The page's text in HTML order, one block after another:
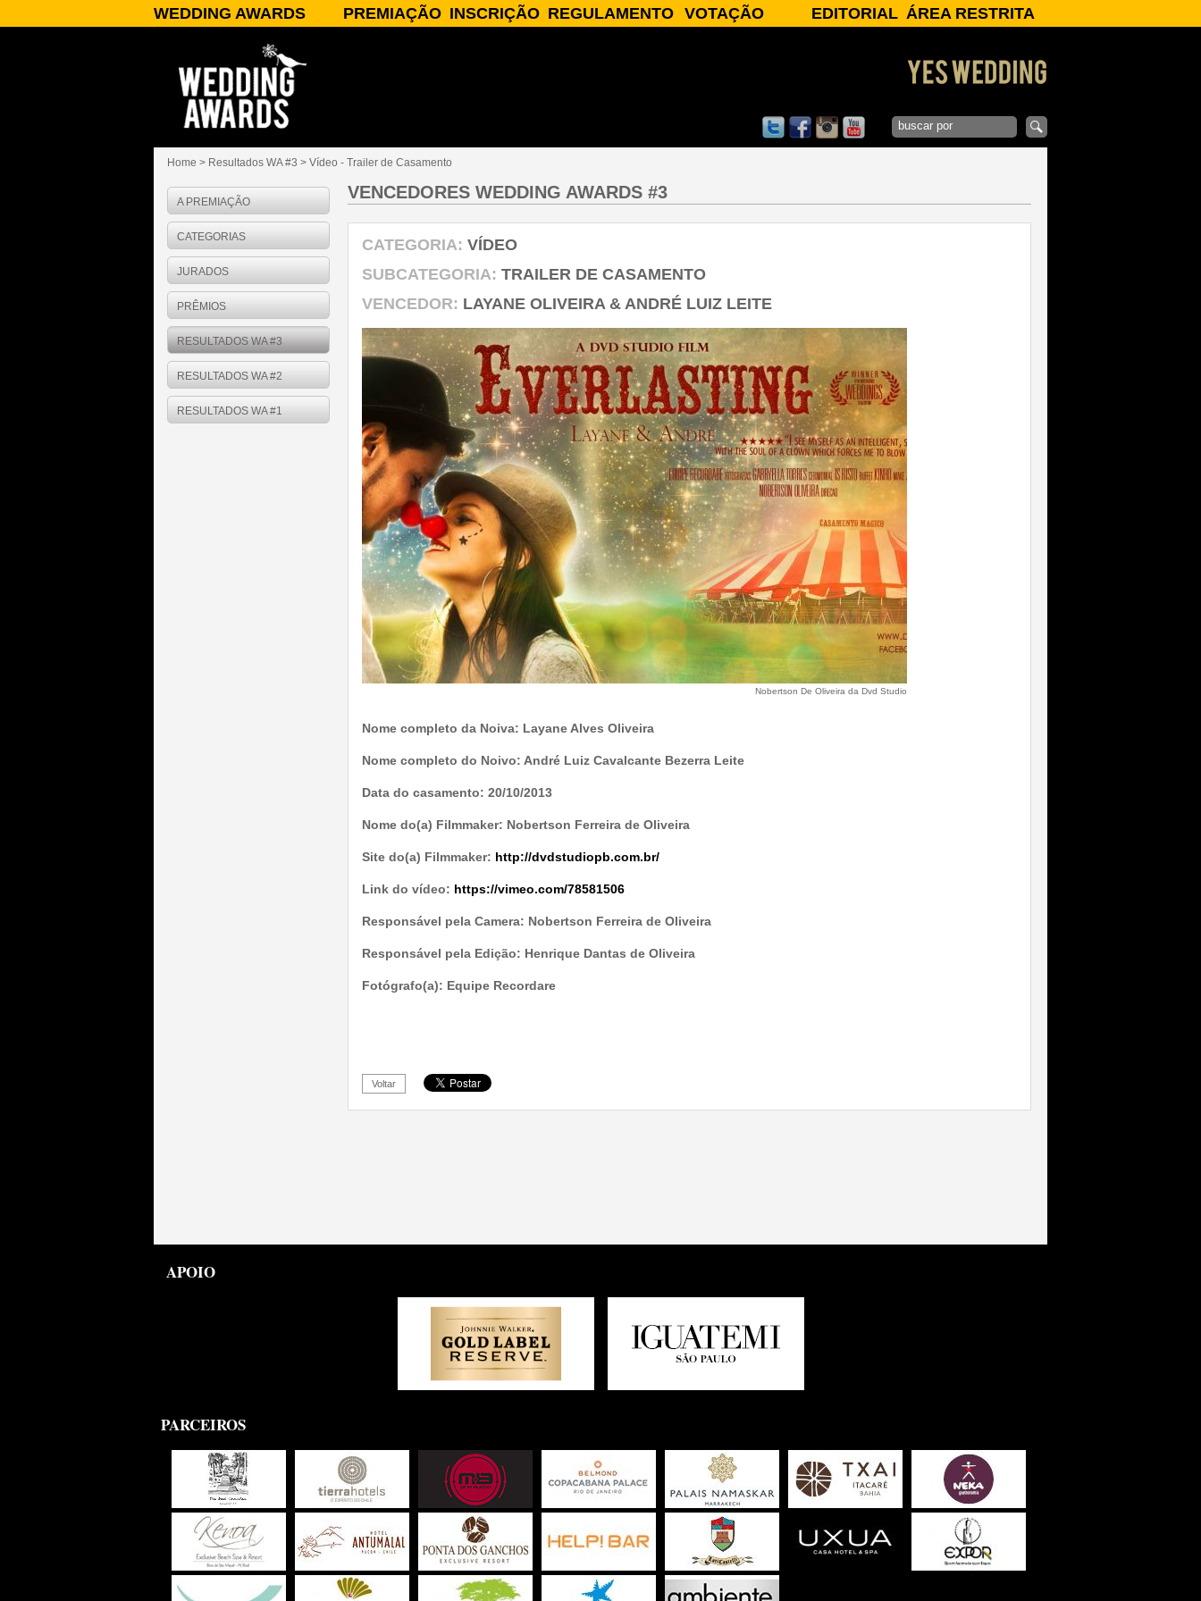
WEDDING AWARDS
PATROCÍNIO/APOIO
PARCEIROS
PUBLICIDADE
PERGUNTAS FREQUENTES
CONTATO
PREMIAÇÃO INSCRIÇÃO REGULAMENTO VOTAÇÃO EDITORIAL ÁREA RESTRITA
Senha:
x
Home > Resultados WA #3 > Vídeo - Trailer de Casamento
A PREMIAÇÃO
CATEGORIAS
JURADOS
PRÊMIOS
RESULTADOS WA #3
RESULTADOS WA #2
RESULTADOS WA #1
VENCEDORES WEDDING AWARDS #3
CATEGORIA: VÍDEO
SUBCATEGORIA: TRAILER DE CASAMENTO
VENCEDOR: LAYANE OLIVEIRA & ANDRÉ LUIZ LEITE
Nobertson De Oliveira da Dvd Studio
Nome completo da Noiva: Layane Alves Oliveira
Nome completo do Noivo: André Luiz Cavalcante Bezerra Leite
Data do casamento: 20/10/2013
Nome do(a) Filmmaker: Nobertson Ferreira de Oliveira
Site do(a) Filmmaker: http://dvdstudiopb.com.br/
Link do vídeo: https://vimeo.com/78581506
Responsável pela Camera: Nobertson Ferreira de Oliveira
Responsável pela Edição: Henrique Dantas de Oliveira
Fotógrafo(a): Equipe Recordare
Voltar
APOIO
PARCEIROS